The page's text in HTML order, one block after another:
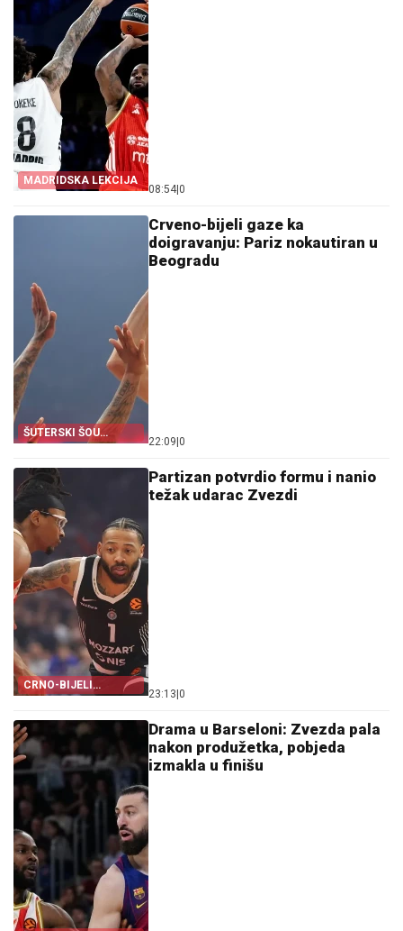
MADRIDSKA LEKCIJA
08:54 0
ŠUTERSKI ŠOU
DOBRIĆA
Crveno-bijeli gaze ka
doigravanju: Pariz nokautiran u
Beogradu
22:09 0
CRNO-BIJELI
DIKTIRALI RITAM
Partizan potvrdio formu i nanio
težak udarac Zvezdi
23:13 0
Drama u Barseloni: Zvezda pala
nakon produžetka, pobjeda
izmakla u finišu